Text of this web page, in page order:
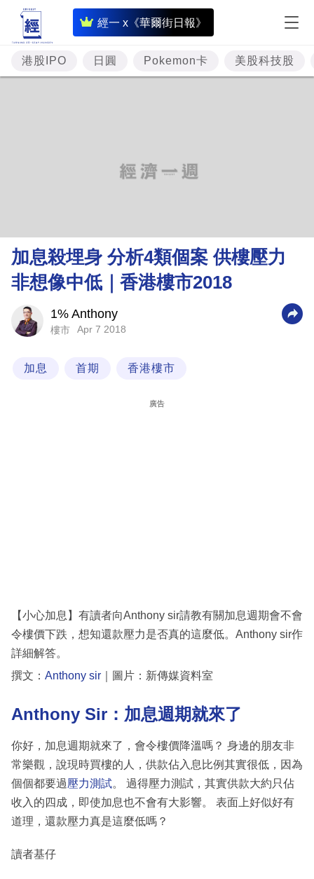
經一 x《華爾街日報》
即
時
財
經
理
財
商
科
區
港股IPO 日圓 Pokemon卡 美股科技股
加息殺埋身 分析4類個案 供樓壓力
非想像中低｜香港樓市2018
1% Anthony
樓市 Apr 7 2018
加息 首期 香港樓市
廣告
【小心加息】有讀者向Anthony sir請教有關加息週期會不會
令樓價下跌，想知還款壓力是否真的這麼低。Anthony sir作
詳細解答。
撰文： Anthony sir ｜圖片：新傳媒資料室
Anthony Sir：加息週期就來了
你好，加息週期就來了，會令樓價降溫嗎？ 身邊的朋友非
常樂觀，說現時買樓的人，供款佔入息比例其實很低，因為
個個都要過壓力測試。 過得壓力測試，其實供款大約只佔
收入的四成，即使加息也不會有大影響。 表面上好似好有
道理，還款壓力真是這麼低嗎？
讀者基仔